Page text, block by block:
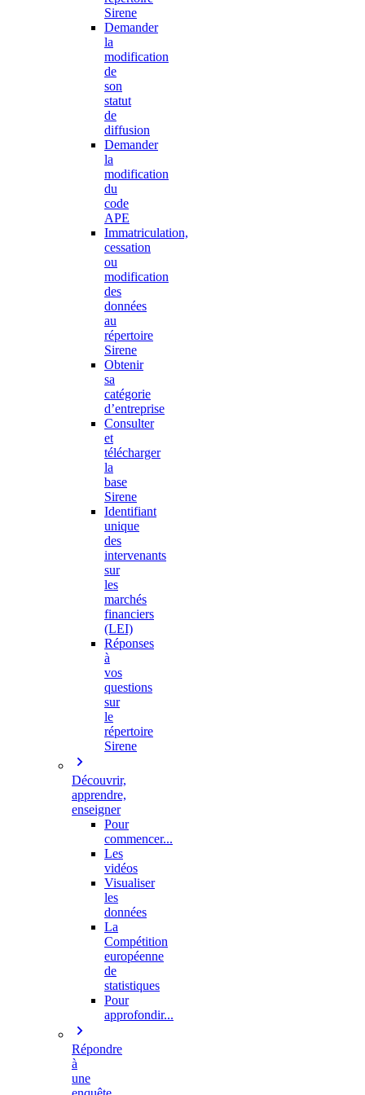
Sirene
Demander
la
modification
de
son
statut
de
diffusion
Demander
la
modification
du
code
APE
Immatriculation,
cessation
ou
modification
des
données
au
répertoire
Sirene
Obtenir
sa
catégorie
d’entreprise
Consulter
et
télécharger
la
base
Sirene
Identifiant
unique
des
intervenants
sur
les
marchés
financiers
(LEI)
Réponses
à
vos
questions
sur
le
répertoire
Sirene
Découvrir,
apprendre,
enseigner
Pour
commencer...
Les
vidéos
Visualiser
les
données
La
Compétition
européenne
de
statistiques
Pour
approfondir...
Répondre
à
une